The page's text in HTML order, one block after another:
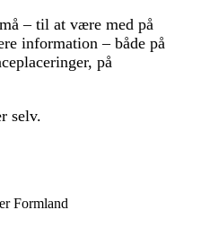
– til at være med på
information – både på
på
selv.